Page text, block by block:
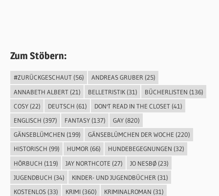
Zum Stöbern:
#ZURÜCKGESCHAUT(56) ANDREAS GRUBER(25)
ANNABETH ALBERT(21) BELLETRISTIK(31) BÜCHERLISTEN (136)
COSY(22) DEUTSCH (61) DON'T READ IN THE CLOSET(41)
ENGLISCH (397) FANTASY(137) GAY(820)
GÄNSEBLÜMCHEN (199) GÄNSEBLÜMCHEN DER WOCHE (220)
HISTORISCH (99) HUMOR(66) HUNDEBEGEGNUNGEN (32)
HÖRBUCH (119) JAY NORTHCOTE (27) JO NESBØ(23)
JUGENDBUCH (34) KINDER- UND JUGENDBÜCHER (31)
KOSTENLOS(33) KRIMI(360) KRIMINALROMAN (31)